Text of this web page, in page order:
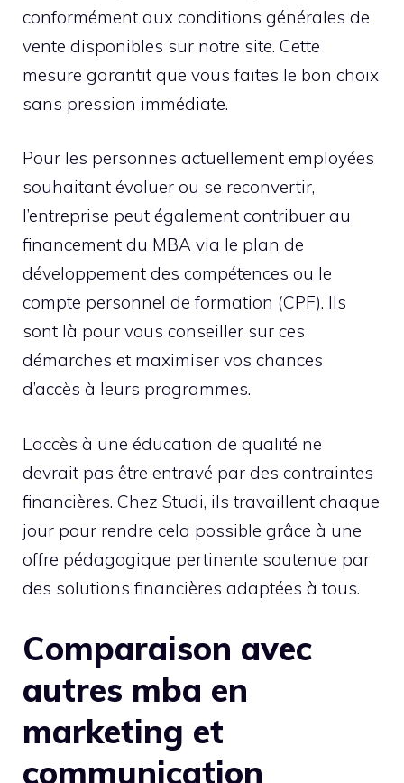
conformément aux conditions générales de
vente disponibles sur notre site. Cette
mesure garantit que vous faites le bon choix
sans pression immédiate.
Pour les personnes actuellement employées
souhaitant évoluer ou se reconvertir,
l’entreprise peut également contribuer au
financement du MBA via le plan de
développement des compétences ou le
compte personnel de formation (CPF). Ils
sont là pour vous conseiller sur ces
démarches et maximiser vos chances
d’accès à leurs programmes.
L’accès à une éducation de qualité ne
devrait pas être entravé par des contraintes
financières. Chez Studi, ils travaillent chaque
jour pour rendre cela possible grâce à une
offre pédagogique pertinente soutenue par
des solutions financières adaptées à tous.
Comparaison avec
autres mba en
marketing et
communication